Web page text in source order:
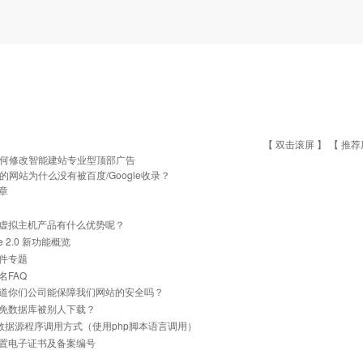
【 双击滚屏 】 【 推荐
修改智能建站专业型顶部广告
网站为什么没有被百度/Google收录？
拟主机产品有什么优势呢？
2.0 新功能概览
专题
FAQ
你们公司能保障我们网站的安全吗？
数据库被别人下载？
据源程序调用方式（使用php脚本语言调用）
电子证书及备案编号